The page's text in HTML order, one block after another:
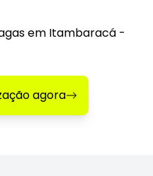
em Itambaracá -
agora